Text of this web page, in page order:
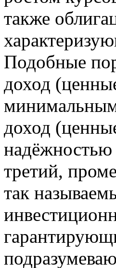
также
Подобные
доход
доход
надёжностью
третий,
так